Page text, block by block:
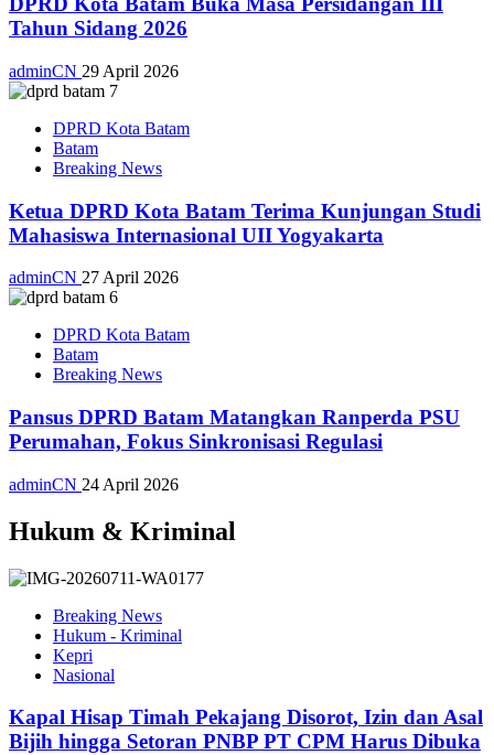
Tahun Sidang 2026
adminCN 29 April 2026
DPRD Kota Batam
Batam
Breaking News
Ketua DPRD Kota Batam Terima Kunjungan Studi
Mahasiswa Internasional UII Yogyakarta
adminCN 27 April 2026
DPRD Kota Batam
Batam
Breaking News
Pansus DPRD Batam Matangkan Ranperda PSU
Perumahan, Fokus Sinkronisasi Regulasi
adminCN 24 April 2026
Hukum & Kriminal
Breaking News
Hukum - Kriminal
Kepri
Nasional
Kapal Hisap Timah Pekajang Disorot, Izin dan Asal
Bijih hingga Setoran PNBP PT CPM Harus Dibuka